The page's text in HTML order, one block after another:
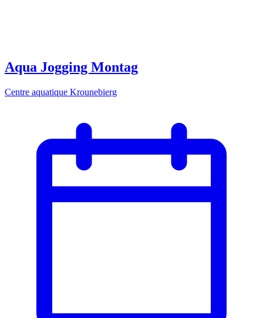
Aqua Jogging Montag
Centre aquatique Krounebierg